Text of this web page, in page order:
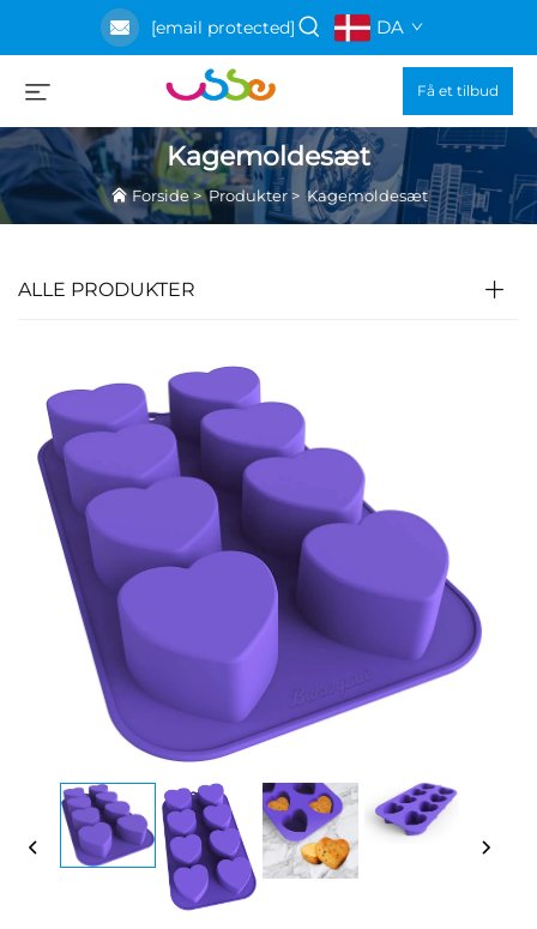
[email protected] DA
Få et tilbud
Kagemoldesæt
Forside>Produkter>Kagemoldesæt
ALLE PRODUKTER